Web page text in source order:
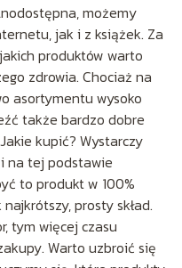
możemy
jak i z książek. Za
produktów warto
zdrowia. Chociaż na
asortymentu wysoko
także bardzo dobre
kupić? Wystarczy
na tej podstawie
to produkt w 100%
prosty skład.
tym więcej czasu
Warto uzbroić się